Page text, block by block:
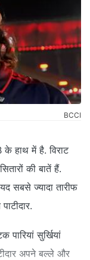
BCCI
हाथ में है. विराट
की बातें हैं.
सबसे ज्यादा तारीफ
सुर्खियां
अपने बल्ले और